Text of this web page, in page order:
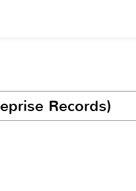
Records)